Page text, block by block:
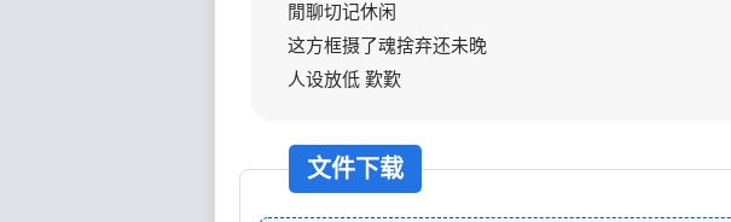
閒聊切记休闲
这方框摄了魂捨弃还未晚
人设放低 歎歎
文件下载